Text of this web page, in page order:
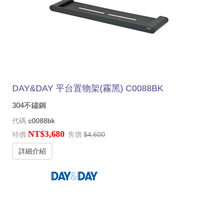
DAY&DAY 平台置物架(霧黑) C0088BK
304不鏽鋼
代碼 c0088bk
特價 NT$3,680 售價 $4,600
詳細介紹